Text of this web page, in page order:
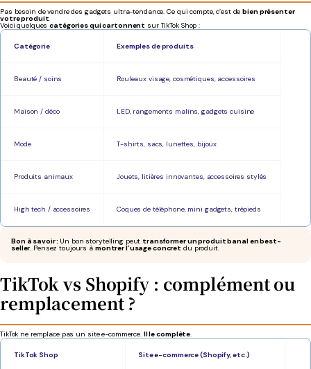
Pas besoin de vendre des gadgets ultra-tendance. Ce qui compte, c’est debien présenter
votre produit.
Voici quelquescatégories qui cartonnent sur TikTok Shop :
Catégorie Exemples de produits
Beauté / soins Rouleaux visage, cosmétiques, accessoires
Maison / déco LED, rangements malins, gadgets cuisine
Mode T-shirts, sacs, lunettes, bijoux
Produits animaux Jouets, litières innovantes, accessoires stylés
High tech / accessoires Coques de téléphone, mini gadgets, trépieds
Bon à savoir : Un bon storytelling peut transformer un produit banal en best-
seller. Pensez toujours à montrer l’usage concret du produit.
TikTok vs Shopify : complément ou
remplacement ?
TikTok ne remplace pas un site e-commerce. Il le complète.
TikTok Shop Site e-commerce (Shopify, etc.)